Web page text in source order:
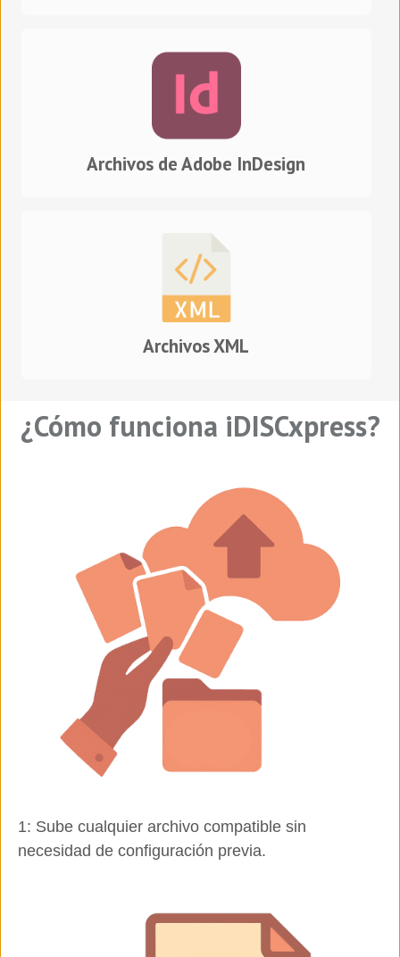
Archivos de Adobe InDesign
Archivos XML
¿Cómo funciona iDISCxpress?
1: Sube cualquier archivo compatible sin
necesidad de configuración previa.